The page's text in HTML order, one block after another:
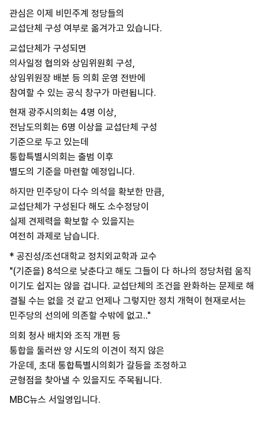
관심은 이제 비민주계 정당들의
교섭단체 구성 여부로 옮겨가고 있습니다.
교섭단체가 구성되면
의사일정 협의와 상임위원회 구성,
상임위원장 배분 등 의회 운영 전반에
참여할 수 있는 공식 창구가 마련됩니다.
현재 광주시의회는 4명 이상,
전남도의회는 6명 이상을 교섭단체 구성
기준으로 두고 있는데
통합특별시의회는 출범 이후
별도의 기준을 마련할 예정입니다.
하지만 민주당이 다수 의석을 확보한 만큼,
교섭단체가 구성된다 해도 소수정당이
실제 견제력을 확보할 수 있을지는
여전히 과제로 남습니다.
* 공진성/조선대학교 정치외교학과 교수
"(기준을) 8석으로 낮춘다고 해도 그들이 다 하나의 정당처럼 움직
이기도 쉽지는 않을 겁니다. 교섭단체의 조건을 완화하는 문제로 해
결될 수는 없을 것 같고 언제나 그렇지만 정치 개혁이 현재로서는
민주당의 선의에 의존할 수밖에 없고.."
의회 청사 배치와 조직 개편 등
통합을 둘러싼 양 시도의 이견이 적지 않은
가운데, 초대 통합특별시의회가 갈등을 조정하고
균형점을 찾아낼 수 있을지도 주목됩니다.
MBC뉴스 서일영입니다.